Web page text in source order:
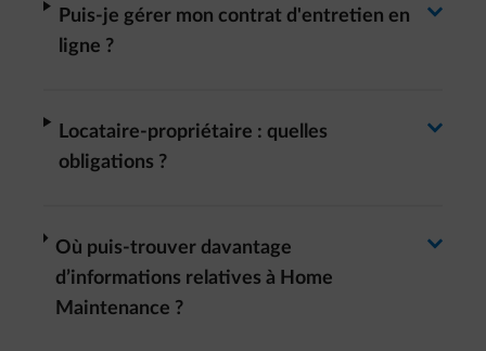
Puis-je gérer mon contrat d'entretien en
ligne ?
arrow-right
Locataire-propriétaire : quelles
obligations ?
arrow-right
Où puis-trouver davantage
d’informations relatives à Home
Maintenance ?
arrow-right